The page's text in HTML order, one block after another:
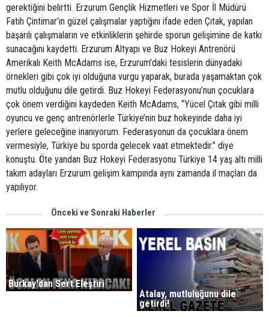
gerektiğini belirtti. Erzurum Gençlik Hizmetleri ve Spor İl Müdürü
Fatih Çintimar’ın güzel çalışmalar yaptığını ifade eden Çıtak, yapılan
başarılı çalışmaların ve etkinliklerin şehirde sporun gelişimine de katkı
sunacağını kaydetti. Erzurum Altyapı ve Buz Hokeyi Antrenörü
Amerikalı Keith McAdams ise, Erzurum’daki tesislerin dünyadaki
örnekleri gibi çok iyi olduğuna vurgu yaparak, burada yaşamaktan çok
mutlu olduğunu dile getirdi. Buz Hokeyi Federasyonu’nun çocuklara
çok önem verdiğini kaydeden Keith McAdams, “Yücel Çıtak gibi milli
oyuncu ve genç antrenörlerle Türkiye’nin buz hokeyinde daha iyi
yerlere geleceğine inanıyorum. Federasyonun da çocuklara önem
vermesiyle, Türkiye bu sporda gelecek vaat etmektedir.” diye
konuştu. Öte yandan Buz Hokeyi Federasyonu Türkiye 14 yaş altı milli
takım adayları Erzurum gelişim kampında aynı zamanda il maçları da
yapılıyor.
Önceki ve Sonraki Haberler
Burkay'dan Sert Eleştiri
Atalay, mutluluğunu dile
getirdi!